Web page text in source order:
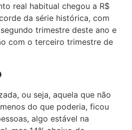
real habitual chegou a R$
da série histórica, com
trimestre deste ano e
com o terceiro trimestre de
ou seja, aquela que não
do que poderia, ficou
algo estável na